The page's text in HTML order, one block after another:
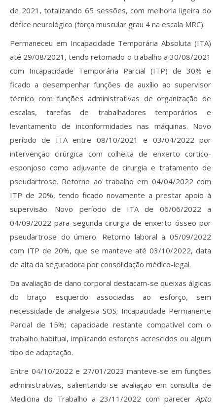
de 2021, totalizando 65 sessões, com melhoria ligeira do
défice neurológico (força muscular grau 4 na escala MRC).
Permaneceu em Incapacidade Temporária Absoluta (ITA)
até 29/08/2021, tendo retomado o trabalho a 30/08/2021
com Incapacidade Temporária Parcial (ITP) de 30% e
ficado a desempenhar funções de auxílio ao supervisor
técnico com funções administrativas de organização de
escalas, tarefas de trabalhadores temporários e
levantamento de inconformidades nas máquinas. Novo
período de ITA entre 08/10/2021 e 03/04/2022 por
intervenção cirúrgica com colheita de enxerto cortico-
esponjoso como adjuvante de cirurgia e tratamento de
pseudartrose. Retorno ao trabalho em 04/04/2022 com
ITP de 20%, tendo ficado novamente a prestar apoio à
supervisão. Novo período de ITA de 06/06/2022 a
04/09/2022 para segunda cirurgia de enxerto ósseo por
pseudartrose do úmero. Retorno laboral a 05/09/2022
com ITP de 20%, que se manteve até 03/10/2022, data
de alta da seguradora por consolidação médico-legal.
Da avaliação de dano corporal destacam-se queixas álgicas
do braço esquerdo associadas ao esforço, sem
necessidade de analgesia SOS; Incapacidade Permanente
Parcial de 15%; capacidade restante compatível com o
trabalho habitual, implicando esforços acrescidos ou algum
tipo de adaptação.
Entre 04/10/2022 e 27/01/2023 manteve-se em funções
administrativas, salientando-se avaliação em consulta de
Medicina do Trabalho a 23/11/2022 com parecer Apto